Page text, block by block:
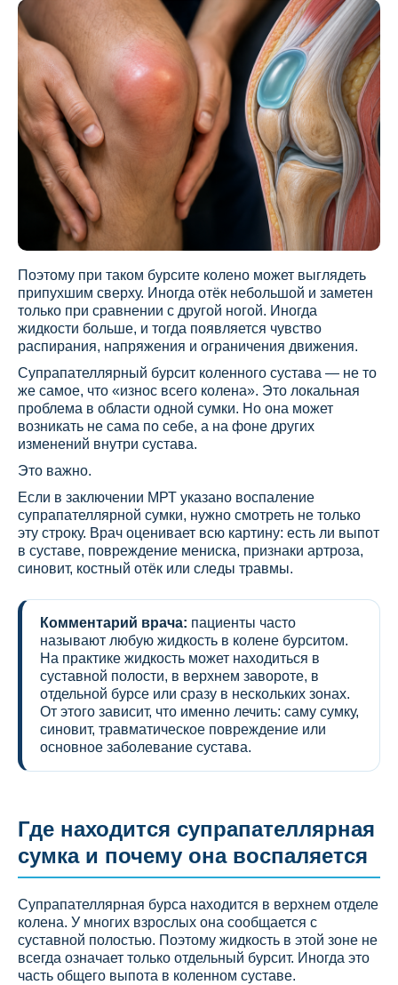
Поэтому при таком бурсите колено может выглядеть
припухшим сверху. Иногда отёк небольшой и заметен
только при сравнении с другой ногой. Иногда
жидкости больше, и тогда появляется чувство
распирания, напряжения и ограничения движения.
Супрапателлярный бурсит коленного сустава — не то
же самое, что «износ всего колена». Это локальная
проблема в области одной сумки. Но она может
возникать не сама по себе, а на фоне других
изменений внутри сустава.
Это важно.
Если в заключении МРТ указано воспаление
супрапателлярной сумки, нужно смотреть не только
эту строку. Врач оценивает всю картину: есть ли выпот
в суставе, повреждение мениска, признаки артроза,
синовит, костный отёк или следы травмы.
Комментарий врача: пациенты часто
называют любую жидкость в колене бурситом.
На практике жидкость может находиться в
суставной полости, в верхнем завороте, в
отдельной бурсе или сразу в нескольких зонах.
От этого зависит, что именно лечить: саму сумку,
синовит, травматическое повреждение или
основное заболевание сустава.
Где находится супрапателлярная
сумка и почему она воспаляется
Супрапателлярная бурса находится в верхнем отделе
колена. У многих взрослых она сообщается с
суставной полостью. Поэтому жидкость в этой зоне не
всегда означает только отдельный бурсит. Иногда это
часть общего выпота в коленном суставе.